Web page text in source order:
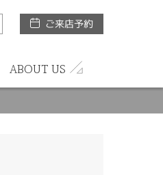
ご来店予約
ABOUT US